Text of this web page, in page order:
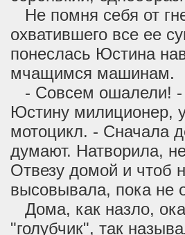
Не помня себя от
охватившего все ее
понеслась Юстина
мчащимся машинам.
- Совсем ошалели! -
Юстину милиционер,
мотоцикл. - Сначала
думают. Натворила,
Отвезу домой и чтоб
высовывала, пока не
Дома, как назло,
"голубчик", так